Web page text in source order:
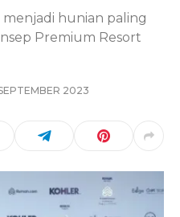
hunian paling
Premium Resort
2023